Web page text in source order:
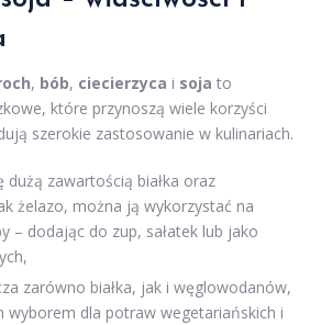
, bób, ciecierzyca i soja to
które przynoszą wiele korzyści
szerokie zastosowanie w kulinariach.
dużą zawartością białka oraz
żelazo, można ją wykorzystać na
– dodając do zup, sałatek lub jako
zarówno białka, jak i węglowodanów,
wyborem dla potraw wegetariańskich i